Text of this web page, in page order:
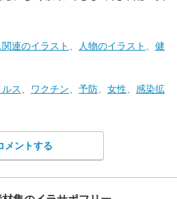
連のイラスト 人物のイラスト
健
ス ワクチン 予防 女性
感染拡
メントする